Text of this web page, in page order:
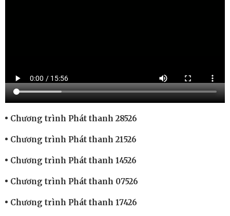
Chương trình Phát thanh 28526
Chương trình Phát thanh 21526
Chương trình Phát thanh 14526
Chương trình Phát thanh 07526
Chương trình Phát thanh 17426